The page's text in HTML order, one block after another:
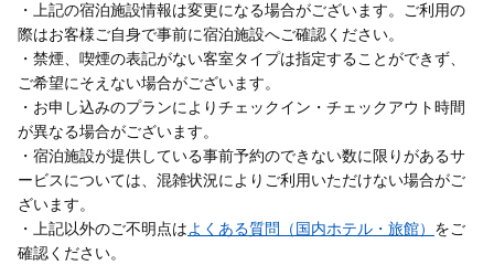
・上記の宿泊施設情報は変更になる場合がございます。ご利用の
際はお客様ご自身で事前に宿泊施設へご確認ください。
・禁煙、喫煙の表記がない客室タイプは指定することができず、
ご希望にそえない場合がございます。
・お申し込みのプランによりチェックイン・チェックアウト時間
が異なる場合がございます。
・宿泊施設が提供している事前予約のできない数に限りがあるサ
ービスについては、混雑状況によりご利用いただけない場合がご
ざいます。
・上記以外のご不明点はよくある質問（国内ホテル・旅館） をご
確認ください。